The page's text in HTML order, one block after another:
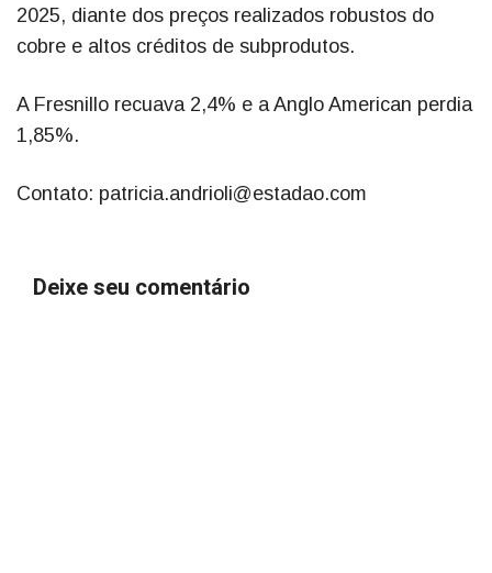
2025, diante dos preços realizados robustos do
cobre e altos créditos de subprodutos.
A Fresnillo recuava 2,4% e a Anglo American perdia
1,85%.
Contato: patricia.andrioli@estadao.com
Deixe seu comentário